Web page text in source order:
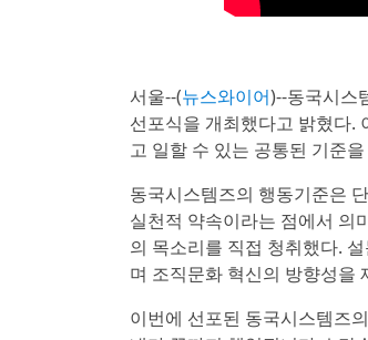
서울--(뉴스와이어)--동국시스
선포식을 개최했다고 밝혔다.
고 일할 수 있는 공통된 기준
동국시스템즈의 행동기준은
실천적 약속이라는 점에서 의
의 목소리를 직접 청취했다.
며 조직문화 혁신의 방향성을
이번에 선포된 동국시스템즈